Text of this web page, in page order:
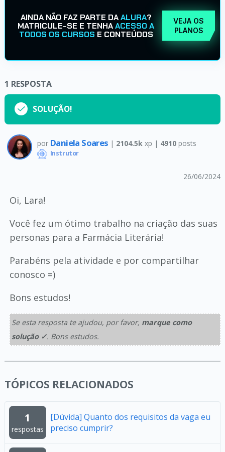
AINDA NÃO FAZ PARTE DAALURA?
MATRICULE-SE E TENHAACESSO A
TODOS OS CURSOS E CONTEÚDOS
VEJA OS
PLANOS
1 RESPOSTA
SOLUÇÃO!
por Daniela Soares | 2104.5k xp | 4910posts
Instrutor
26/06/2024
Oi, Lara!
Você fez um ótimo trabalho na criação das suas
personas para a Farmácia Literária!
Parabéns pela atividade e por compartilhar
conosco =)
Bons estudos!
Se esta resposta te ajudou, por favor, marque como
solução ✓. Bons estudos.
TÓPICOS RELACIONADOS
1
respostas
[Dúvida] Quanto dos requisitos da vaga eu
preciso cumprir?